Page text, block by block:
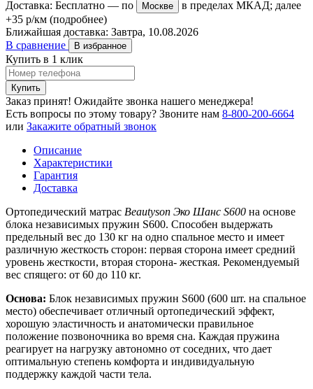
Доставка: Бесплатно — по Москве
в пределах МКАД; далее
+35 р/км (подробнее)
Ближайшая доставка: Завтра, 10.08.2026
В сравнение
В избранное
Купить в 1 клик
Купить
Заказ принят! Ожидайте звонка нашего менеджера!
Есть вопросы по этому товару? Звоните нам 8-800-200-6664
или Закажите обратный звонок
Описание
Характеристики
Гарантия
Доставка
Ортопедический матрас Beautyson Эко Шанс S600 на основе
блока независимых пружин S600. Способен выдержать
предельный вес до 130 кг на одно спальное место и имеет
различную жесткость сторон: первая сторона имеет средний
уровень жесткости, вторая сторона- жесткая. Рекомендуемый
вес спящего: от 60 до 110 кг.
Основа: Блок независимых пружин S600 (600 шт. на спальное
место) обеспечивает отличный ортопедический эффект,
хорошую эластичность и анатомически правильное
положение позвоночника во время сна. Каждая пружина
реагирует на нагрузку автономно от соседних, что дает
оптимальную степень комфорта и индивидуальную
поддержку каждой части тела.